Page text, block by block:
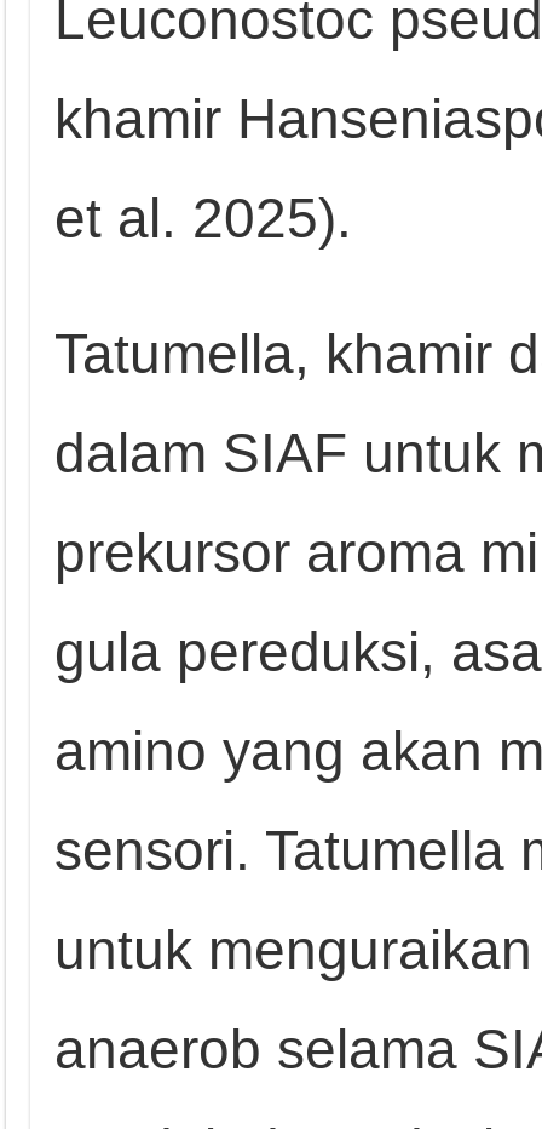
Leuconostoc
khamir
et al. 2025).
Tatumella, khamir
dalam SIAF untuk
prekursor aroma
gula pereduksi,
amino yang akan
sensori. Tatumella
untuk
anaerob selama